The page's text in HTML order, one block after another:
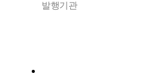
발행기관